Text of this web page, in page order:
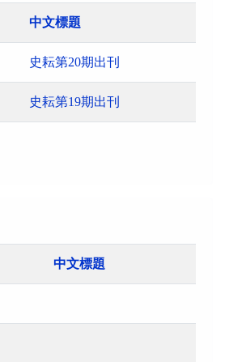
中文標題
史耘第20期出刊
史耘第19期出刊
中文標題